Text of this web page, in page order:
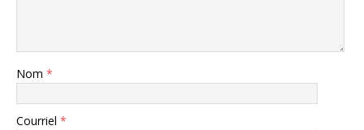
Nom *
Courriel *